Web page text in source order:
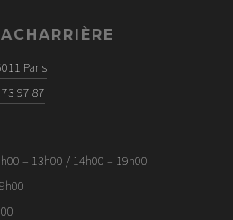
Paris
97 87
– 13h00 / 14h00 – 19h00